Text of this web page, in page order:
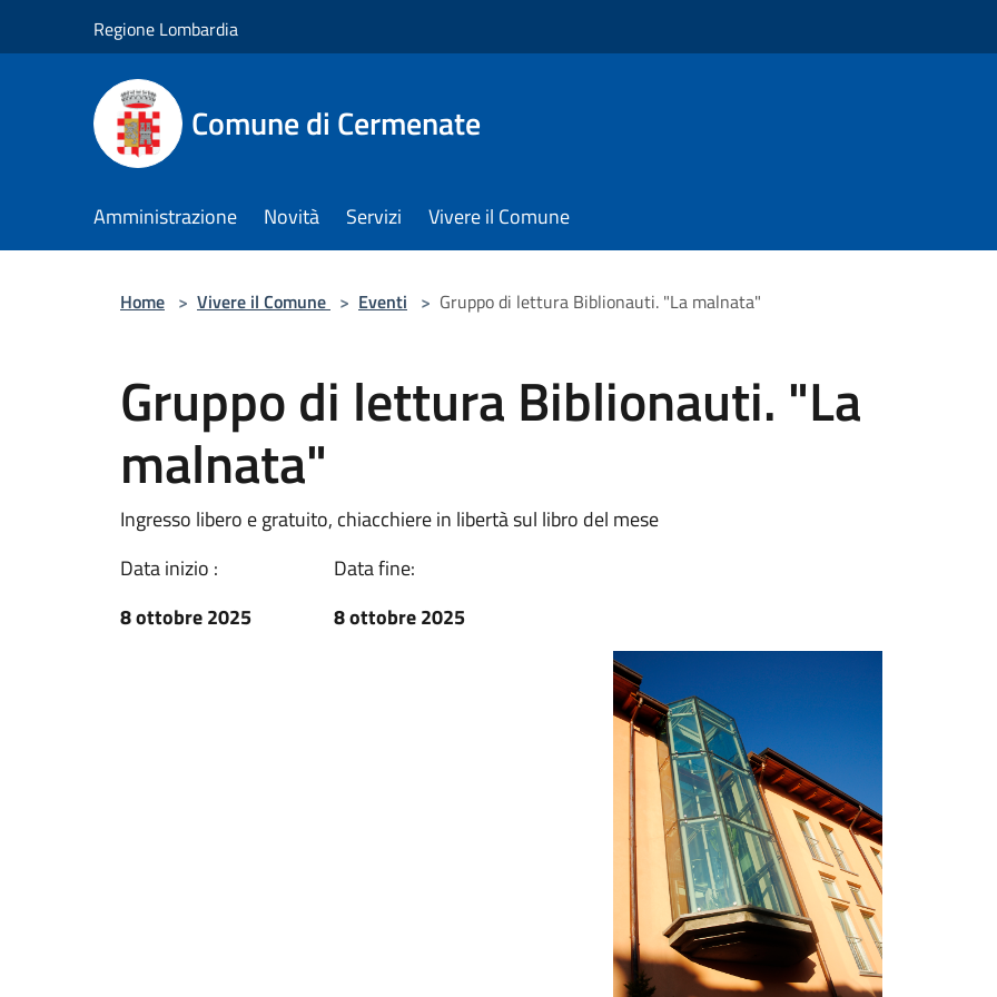
Regione Lombardia
Comune di Cermenate
Amministrazione Novità Servizi Vivere il Comune
Home > Vivere il Comune > Eventi > Gruppo di lettura Biblionauti. "La malnata"
Gruppo di lettura Biblionauti. "La
malnata"
Ingresso libero e gratuito, chiacchiere in libertà sul libro del mese
Data inizio :
8 ottobre 2025
Data fine:
8 ottobre 2025